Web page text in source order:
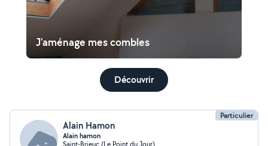
J'aménage mes combles
Découvrir
Particulier
Alain Hamon
Alain hamon
Saint-Brieuc (Le Point du Jour)